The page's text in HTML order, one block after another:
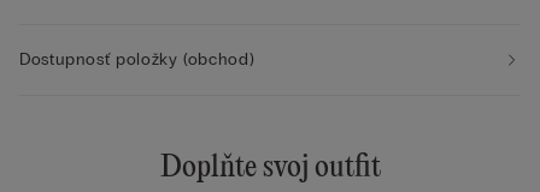
Dostupnosť položky (obchod)
Doplňte svoj outfit